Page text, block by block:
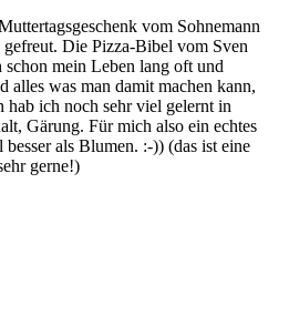
vom Sohnemann
Die Pizza-Bibel vom Sven
schon mein Leben lang oft und
alles was man damit machen kann,
hab ich noch sehr viel gelernt in
Gärung. Für mich also ein echtes
als Blumen. :-)) (das ist eine
gerne!)